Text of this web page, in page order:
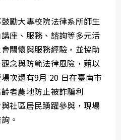
勵大專校院法律系所師生
座、服務、諮詢等多元活
關懷與服務經驗，並協助
念與防範法律風險，藉以
次還有9月 20 日在臺南市
者農地防止被詐騙利
社區居民踴躍參與，現場
。